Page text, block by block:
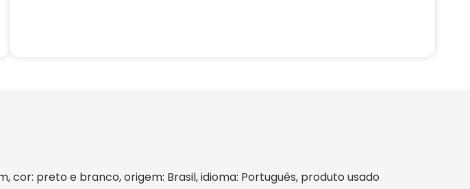
cor: preto e branco, origem: Brasil, idioma: Português, produto usado